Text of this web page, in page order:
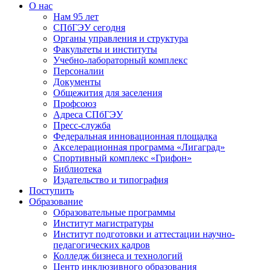
О нас
Нам 95 лет
СПбГЭУ сегодня
Органы управления и структура
Факультеты и институты
Учебно-лабораторный комплекс
Персоналии
Документы
Общежития для заселения
Профсоюз
Адреса СПбГЭУ
Пресс-служба
Федеральная инновационная площадка
Акселерационная программа «Лигаград»­­
Спортивный комплекс «Грифон»
Библиотека
Издательство и типография
Поступить
Образование
Образовательные программы
Институт магистратуры
Институт подготовки и аттестации научно-
педагогических кадров
Колледж бизнеса и технологий
Центр инклюзивного образования